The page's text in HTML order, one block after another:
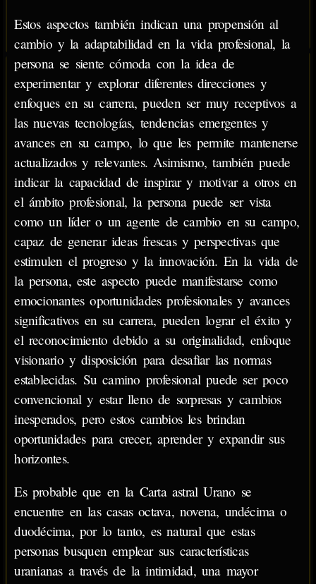
Estos aspectos también indican una propensión al
cambio y la adaptabilidad en la vida profesional, la
persona se siente cómoda con la idea de
experimentar y explorar diferentes direcciones y
enfoques en su carrera, pueden ser muy receptivos a
las nuevas tecnologías, tendencias emergentes y
avances en su campo, lo que les permite mantenerse
actualizados y relevantes. Asimismo, también puede
indicar la capacidad de inspirar y motivar a otros en
el ámbito profesional, la persona puede ser vista
como un líder o un agente de cambio en su campo,
capaz de generar ideas frescas y perspectivas que
estimulen el progreso y la innovación. En la vida de
la persona, este aspecto puede manifestarse como
emocionantes oportunidades profesionales y avances
significativos en su carrera, pueden lograr el éxito y
el reconocimiento debido a su originalidad, enfoque
visionario y disposición para desafiar las normas
establecidas. Su camino profesional puede ser poco
convencional y estar lleno de sorpresas y cambios
inesperados, pero estos cambios les brindan
oportunidades para crecer, aprender y expandir sus
horizontes.
Es probable que en la Carta astral Urano se
encuentre en las casas octava, novena, undécima o
duodécima, por lo tanto, es natural que estas
personas busquen emplear sus características
uranianas a través de la intimidad, una mayor